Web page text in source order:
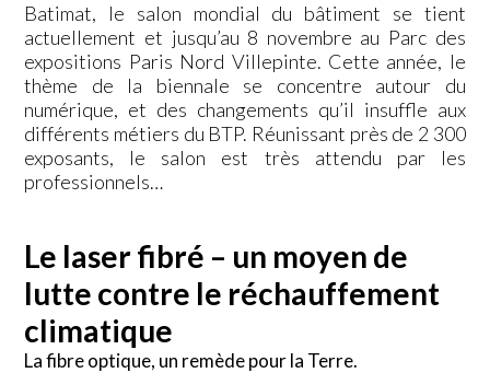
Batimat, le salon mondial du bâtiment se tient
actuellement et jusqu’au 8 novembre au Parc des
expositions Paris Nord Villepinte. Cette année, le
thème de la biennale se concentre autour du
numérique, et des changements qu’il insuffle aux
différents métiers du BTP. Réunissant près de 2 300
exposants, le salon est très attendu par les
professionnels…
Le laser fibré – un moyen de
lutte contre le réchauffement
climatique
La fibre optique, un remède pour la Terre.